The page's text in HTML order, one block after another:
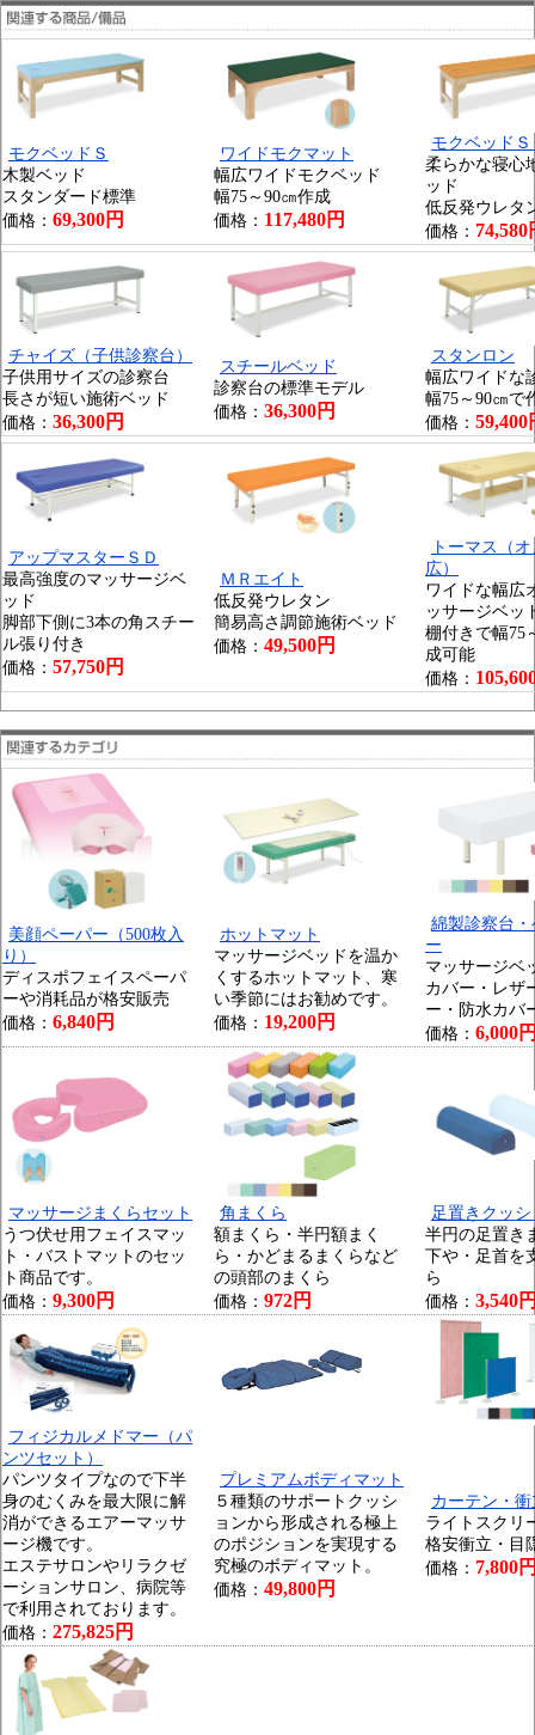
モクベッドＳ
木製ベッド
スタンダード標準
価格： 69,300円
ワイドモクマット
幅広ワイドモクベッド
幅75～90㎝作成
価格： 117,480円
モクベッドＳ
柔らかな寝心
ッド
低反発ウレタ
価格： 74,580
チャイズ（子供診察台）
子供用サイズの診察台
長さが短い施術ベッド
価格： 36,300円
スチールベッド
診察台の標準モデル
価格： 36,300円
スタンロン
幅広ワイドな
幅75～90㎝で
価格： 59,400
アップマスターＳＤ
最高強度のマッサージベ
ッド
脚部下側に3本の角スチー
ル張り付き
価格： 57,750円
ＭＲエイト
低反発ウレタン
簡易高さ調節施術ベッド
価格： 49,500円
トーマス（
広）
ワイドな幅広
ッサージベッ
棚付きで幅75
成可能
価格：
美顔ペーパー（500枚入
り）
ディスポフェイスペーパ
ーや消耗品が格安販売
価格： 6,840円
ホットマット
マッサージベッドを温か
くするホットマット、寒
い季節にはお勧めです。
価格： 19,200円
綿製診察台
ー
マッサージベ
カバー・レザ
ー・防水カバ
価格： 6,000
マッサージまくらセット
うつ伏せ用フェイスマッ
ト・バストマットのセッ
ト商品です。
価格： 9,300円
角まくら
額まくら・半円額まく
ら・かどまるまくらなど
の頭部のまくら
価格： 972円
足置きクッ
半円の足置き
下や・足首を
ら
価格： 3,540
フィジカルメドマー（パ
ンツセット）
パンツタイプなので下半
身のむくみを最大限に解
消ができるエアーマッサ
ージ機です。
エステサロンやリラクゼ
ーションサロン、病院等
で利用されております。
価格： 275,825円
プレミアムボディマット
５種類のサポートクッシ
ョンから形成される極上
のポジションを実現する
究極のボディマット。
価格： 49,800円
カーテン・衝
ライトスクリ
格安衝立・目
価格： 7,800